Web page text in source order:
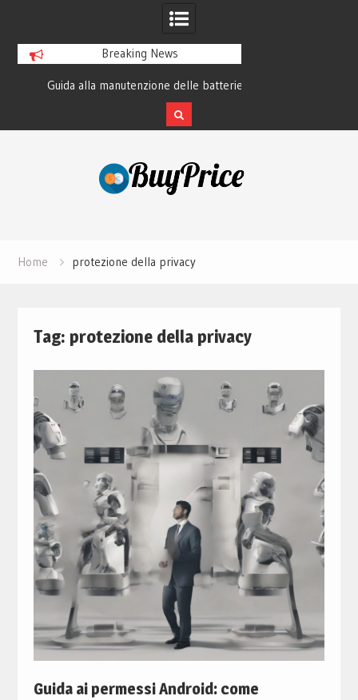
Breaking News
Guida alla manutenzione delle batterie
dei laptop moderni
Home protezione della privacy
Tag: protezione della privacy
Guida ai permessi Android: come